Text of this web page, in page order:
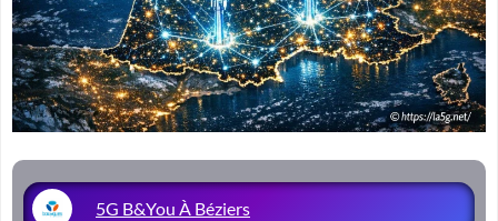
5G B&You À Béziers